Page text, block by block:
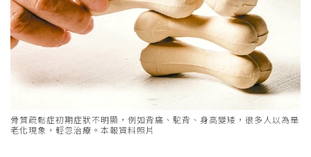
骨質疏鬆症初期症狀不明顯，例如背痛、駝背、身高變矮，很多人以為是
老化現象，輕忽治療。本報資料照片